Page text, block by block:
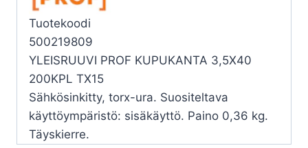
Tuotekoodi
500219809
YLEISRUUVI PROF KUPUKANTA 3,5X40
200KPL TX15
Sähkösinkitty, torx-ura. Suositeltava
käyttöympäristö: sisäkäyttö. Paino 0,36 kg.
Täyskierre.